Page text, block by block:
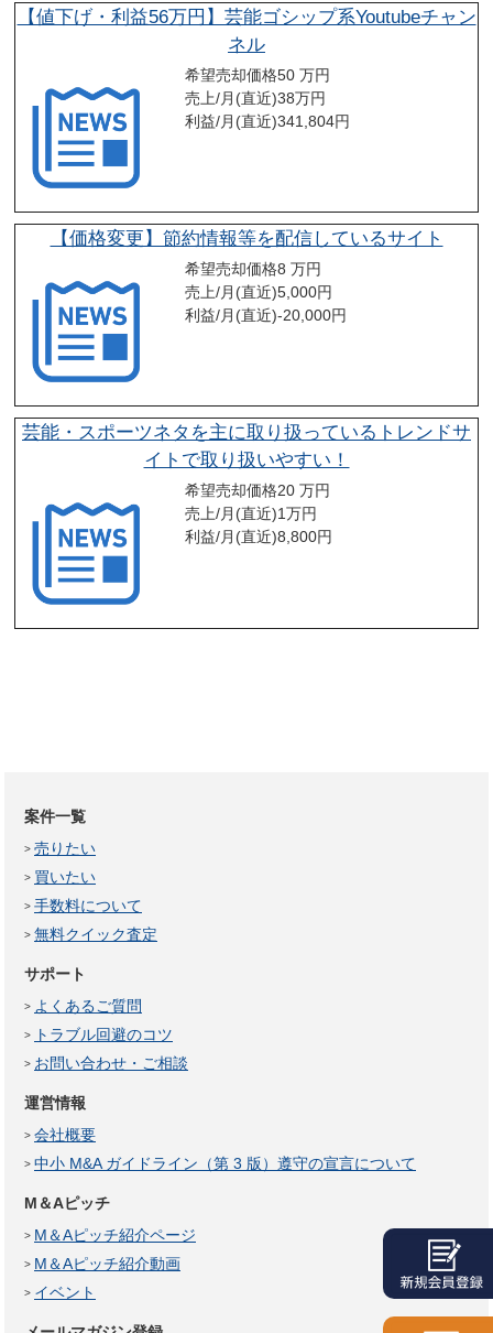
【値下げ・利益56万円】芸能ゴシップ系Youtubeチャン
ネル
希望売却価格50 万円
売上/月(直近)38万円
利益/月(直近)341,804円
【価格変更】節約情報等を配信しているサイト
希望売却価格8 万円
売上/月(直近)5,000円
利益/月(直近)-20,000円
芸能・スポーツネタを主に取り扱っているトレンドサ
イトで取り扱いやすい！
希望売却価格20 万円
売上/月(直近)1万円
利益/月(直近)8,800円
案件一覧
売りたい
買いたい
手数料について
無料クイック査定
サポート
よくあるご質問
トラブル回避のコツ
お問い合わせ・ご相談
運営情報
会社概要
中小 M&A ガイドライン（第 3 版）遵守の宣言について
M＆Aピッチ
M＆Aピッチ紹介ページ
M＆Aピッチ紹介動画
イベント